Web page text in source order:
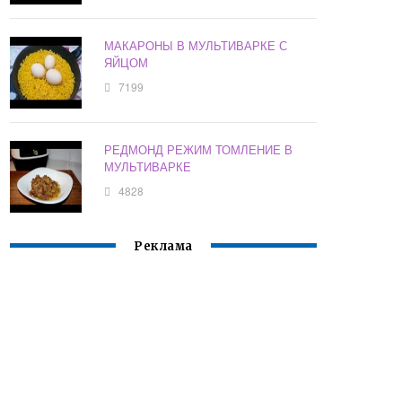
МАКАРОНЫ В МУЛЬТИВАРКЕ С
ЯЙЦОМ
7199
РЕДМОНД РЕЖИМ ТОМЛЕНИЕ В
МУЛЬТИВАРКЕ
4828
Реклама